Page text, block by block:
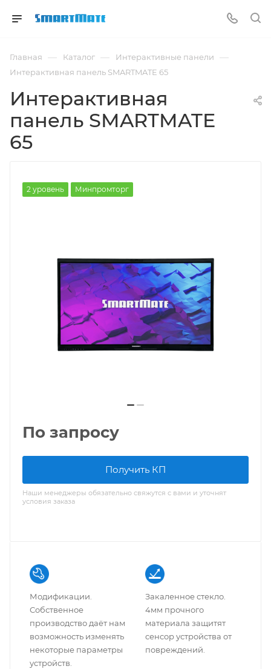
Главная — Каталог — Интерактивные панели —
Интерактивная панель SMARTMATE 65
Интерактивная
панель SMARTMATE
65
2 уровень Минпромторг
По запросу
Получить КП
Наши менеджеры обязательно свяжутся с вами и уточнят
условия заказа
Модификации.
Собственное
производство даёт нам
возможность изменять
некоторые параметры
устройств.
Закаленное стекло.
4мм прочного
материала защитят
сенсор устройства от
повреждений.